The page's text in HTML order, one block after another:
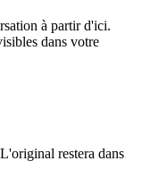
à partir d'ici.
dans votre
restera dans